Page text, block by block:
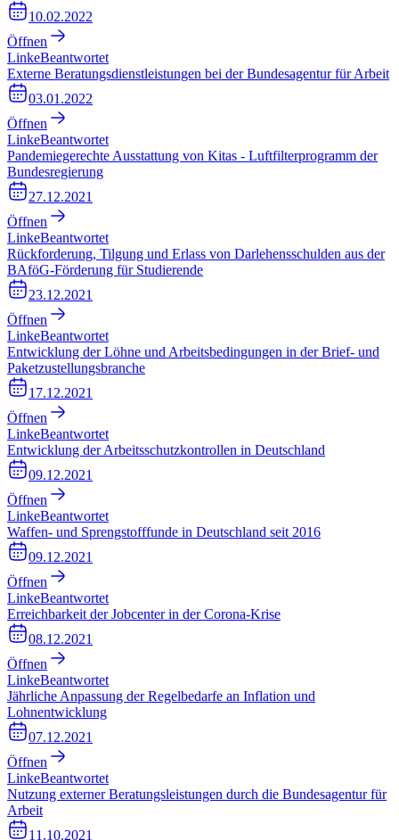
10.02.2022
Öffnen
LinkeBeantwortet
Externe Beratungsdienstleistungen bei der Bundesagentur für Arbeit
03.01.2022
Öffnen
LinkeBeantwortet
Pandemiegerechte Ausstattung von Kitas - Luftfilterprogramm der
Bundesregierung
27.12.2021
Öffnen
LinkeBeantwortet
Rückforderung, Tilgung und Erlass von Darlehensschulden aus der
BAföG-Förderung für Studierende
23.12.2021
Öffnen
LinkeBeantwortet
Entwicklung der Löhne und Arbeitsbedingungen in der Brief- und
Paketzustellungsbranche
17.12.2021
Öffnen
LinkeBeantwortet
Entwicklung der Arbeitsschutzkontrollen in Deutschland
09.12.2021
Öffnen
LinkeBeantwortet
Waffen- und Sprengstofffunde in Deutschland seit 2016
09.12.2021
Öffnen
LinkeBeantwortet
Erreichbarkeit der Jobcenter in der Corona-Krise
08.12.2021
Öffnen
LinkeBeantwortet
Jährliche Anpassung der Regelbedarfe an Inflation und
Lohnentwicklung
07.12.2021
Öffnen
LinkeBeantwortet
Nutzung externer Beratungsleistungen durch die Bundesagentur für
Arbeit
11.10.2021